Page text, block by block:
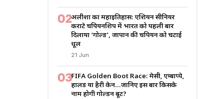
02अलीशा का महाइतिहास: एशियन सीनियर
कराटे चैंपियनशिप में भारत को पहली बार
दिलाया ‘गोल्ड’, जापान की चैंपियन को चटाई
धूल
21 Jun
03FIFA Golden Boot Race: मेसी, एम्बाप्पे,
हालैंड या हैरी केन…जानिए इस बार किसके
नाम होगी गोल्डन बूट?